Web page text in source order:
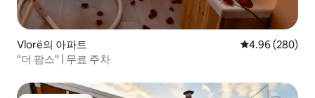
Vlorë의 아파트 평점 4.96점(5
4.96 (280)
"더 팜스" | 무료 주차